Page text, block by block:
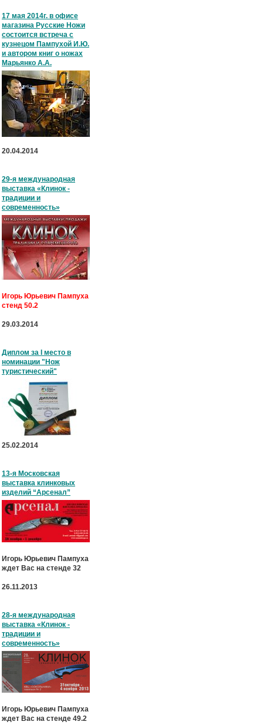
17 мая 2014г. в офисе
магазина Русские Ножи
состоится встреча с
кузнецом Пампухой И.Ю.
и автором книг о ножах
Марьянко А.А.
20.04.2014
29-я международная
выставка «Клинок -
традиции и
современность»
Игорь Юрьевич Пампуха
стенд 50.2
29.03.2014
Диплом за I место в
номинации "Нож
туристический"
25.02.2014
13-я Московская
выставка клинковых
изделий “Арсенал”
Игорь Юрьевич Пампуха
ждет Вас на стенде 32
26.11.2013
28-я международная
выставка «Клинок -
традиции и
современность»
Игорь Юрьевич Пампуха
ждет Вас на стенде 49.2